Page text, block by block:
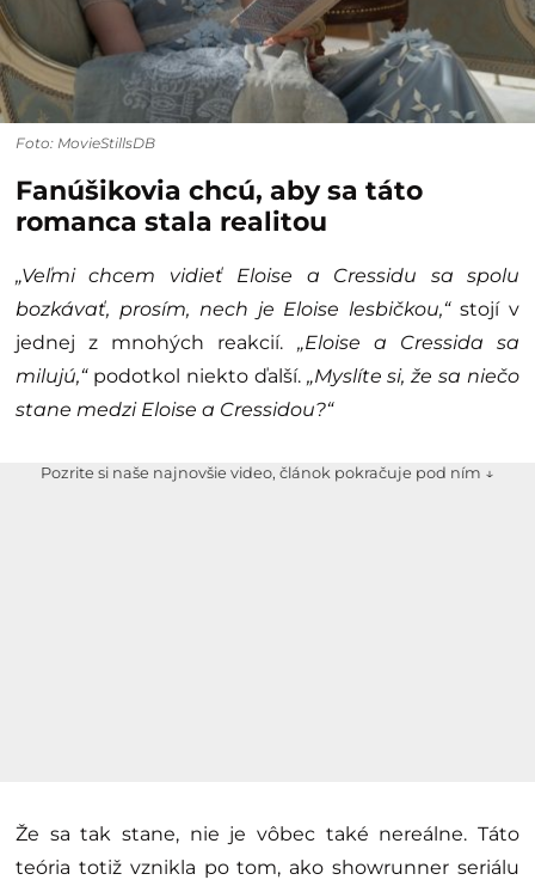
Foto: MovieStillsDB
Fanúšikovia chcú, aby sa táto
romanca stala realitou
„Veľmi chcem vidieť Eloise a Cressidu sa spolu
bozkávať, prosím, nech je Eloise lesbičkou,“stojí v
jednej z mnohých reakcií. „Eloise a Cressida sa
milujú,“podotkol niekto ďalší. „Myslíte si, že sa niečo
stane medzi Eloise a Cressidou?“
Pozrite si naše najnovšie video, článok pokračuje pod ním ↓
Že sa tak stane, nie je vôbec také nereálne. Táto
teória totiž vznikla po tom, ako showrunner seriálu